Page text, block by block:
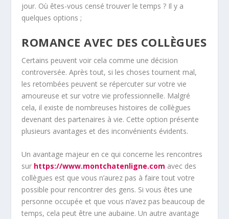
jour. Où êtes-vous censé trouver le temps ? Il y a
quelques options ;
ROMANCE AVEC DES COLLÈGUES
Certains peuvent voir cela comme une décision
controversée. Après tout, si les choses tournent mal,
les retombées peuvent se répercuter sur votre vie
amoureuse et sur votre vie professionnelle. Malgré
cela, il existe de nombreuses histoires de collègues
devenant des partenaires à vie. Cette option présente
plusieurs avantages et des inconvénients évidents.
Un avantage majeur en ce qui concerne les rencontres
sur https://www.montchatenligne.com avec des
collègues est que vous n’aurez pas à faire tout votre
possible pour rencontrer des gens. Si vous êtes une
personne occupée et que vous n’avez pas beaucoup de
temps, cela peut être une aubaine. Un autre avantage